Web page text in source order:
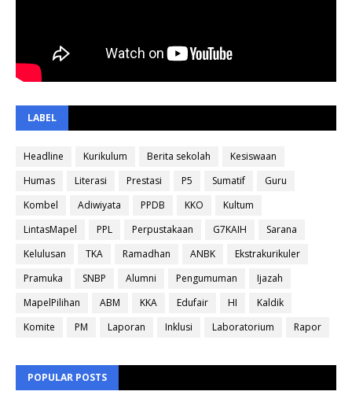
LABEL
Headline Kurikulum Berita sekolah
Kesiswaan
Humas
Literasi Prestasi P5 Sumatif
Guru
Kombel
Adiwiyata PPDB KKO
Kultum
LintasMapel
PPL Perpustakaan G7KAIH
Sarana
Kelulusan
TKA Ramadhan ANBK
Ekstrakurikuler
Pramuka
SNBP Alumni Pengumuman
Ijazah
MapelPilihan
ABM KKA Edufair HI
Kaldik
Komite
PM Laporan Inklusi Laboratorium Rapor
POPULAR POSTS